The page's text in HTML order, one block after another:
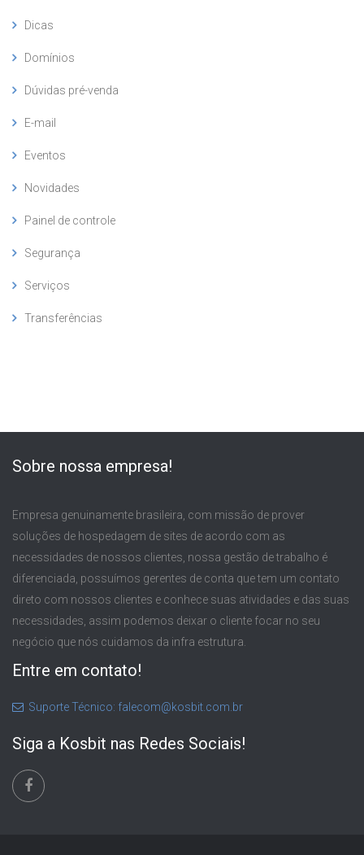
Dicas
Domínios
Dúvidas pré-venda
E-mail
Eventos
Novidades
Painel de controle
Segurança
Serviços
Transferências
Sobre nossa empresa!
Empresa genuinamente brasileira, com missão de prover
soluções de hospedagem de sites de acordo com as
necessidades de nossos clientes, nossa gestão de trabalho é
diferenciada, possuímos gerentes de conta que tem um contato
direto com nossos clientes e conhece suas atividades e das suas
necessidades, assim podemos deixar o cliente focar no seu
negócio que nós cuidamos da infra estrutura.
Entre em contato!
Suporte Técnico: falecom@kosbit.com.br
Siga a Kosbit nas Redes Sociais!